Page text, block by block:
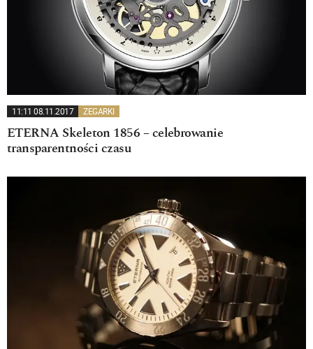
11:11 08.11.2017 ZEGARKI
ETERNA Skeleton 1856 – celebrowanie
transparentności czasu